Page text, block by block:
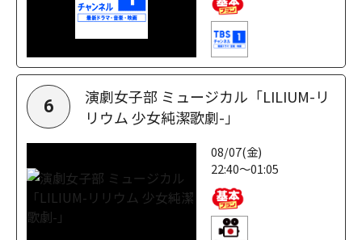
6
演劇女子部 ミュージカル「LILIUM-リ
リウム 少女純潔歌劇-」
08/07(金)
22:40～01:05